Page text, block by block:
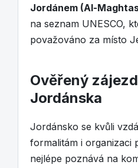
Jordánem (Al-
na seznam UNESCO,
považováno za místo
Ověřený
Jordánska
Jordánsko se kvůli
formalitám i organizaci
nejlépe poznává na